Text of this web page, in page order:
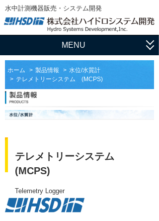
水中計測機器販売・システム開発
MENU
アプリケーション
流速・流量観測
水位・水質計測
製品情報
サイドスキャンソナー
水中スキャニングソナー・イメージングソ
姿勢計測装置（AHRS）、慣性航法システ
ム（INS）
ソフトウェア
マニュアル
ダウンロード
論文集
ADCP用語集
輸入販売
フィールドサポート
会社概要
社長挨拶
ホーム 製品情報
水位/水質計
テレメトリーシステム (MCPS)
テレメトリーシステム
(MCPS)
Telemetry Logger